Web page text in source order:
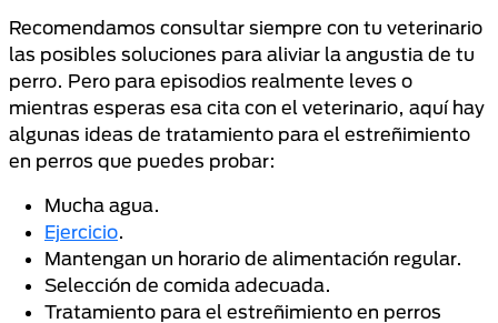
Recomendamos consultar siempre con tu veterinario
las posibles soluciones para aliviar la angustia de tu
perro. Pero para episodios realmente leves o
mientras esperas esa cita con el veterinario, aquí hay
algunas ideas de tratamiento para el estreñimiento
en perros que puedes probar:
Mucha agua.
Ejercicio.
Mantengan un horario de alimentación regular.
Selección de comida adecuada.
Tratamiento para el estreñimiento en perros